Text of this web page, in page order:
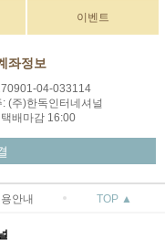
이벤트
좌정보
04-033114
(주)한독인터네셔널
배마감 16:00
안내 TOP ▲